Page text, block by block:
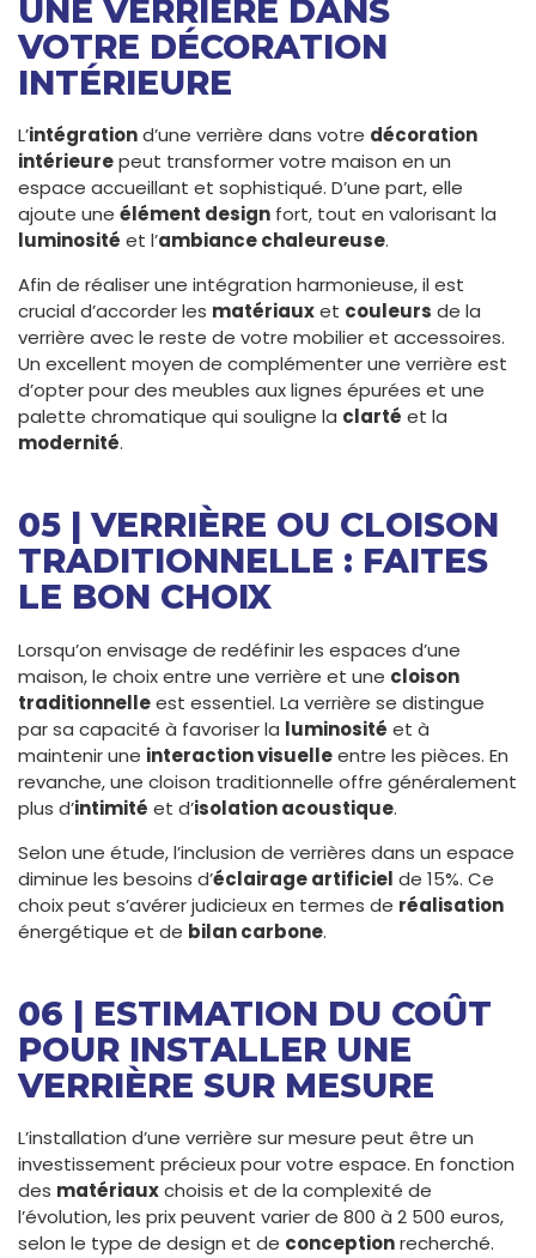
UNE VERRIÈRE DANS
VOTRE DÉCORATION
INTÉRIEURE
L’intégrationd’une verrière dans votre décoration
intérieurepeut transformer votre maison en un
espace accueillant et sophistiqué. D’une part, elle
ajoute une élément design fort, tout en valorisant la
luminosité et l’ambiance chaleureuse.
Afin de réaliser une intégration harmonieuse, il est
crucial d’accorder les matériauxet couleurs de la
verrière avec le reste de votre mobilier et accessoires.
Un excellent moyen de complémenter une verrière est
d’opter pour des meubles aux lignes épurées et une
palette chromatique qui souligne la clarté et la
modernité.
05 | VERRIÈRE OU CLOISON
TRADITIONNELLE : FAITES
LE BON CHOIX
Lorsqu’on envisage de redéfinir les espaces d’une
maison, le choix entre une verrière et une cloison
traditionnelleest essentiel. La verrière se distingue
par sa capacité à favoriser la luminosité et à
maintenir une interaction visuelleentre les pièces. En
revanche, une cloison traditionnelle offre généralement
plus d’intimité et d’isolation acoustique.
Selon une étude, l’inclusion de verrières dans un espace
diminue les besoins d’éclairage artificiel de 15%. Ce
choix peut s’avérer judicieux en termes de réalisation
énergétique et de bilan carbone.
06 | ESTIMATION DU COÛT
POUR INSTALLER UNE
VERRIÈRE SUR MESURE
L’installation d’une verrière sur mesure peut être un
investissement précieux pour votre espace. En fonction
des matériauxchoisis et de la complexité de
l’évolution, les prix peuvent varier de 800 à 2 500 euros,
selon le type de design et de conceptionrecherché.